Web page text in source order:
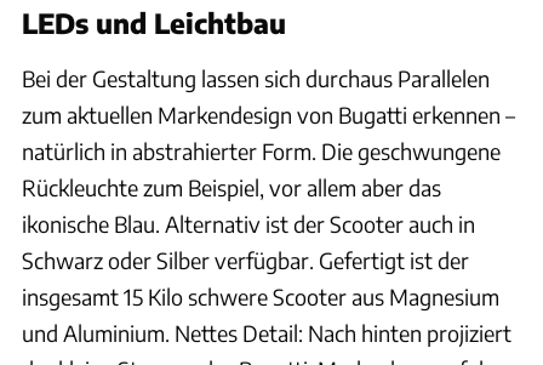
LEDs und Leichtbau
Bei der Gestaltung lassen sich durchaus Parallelen
zum aktuellen Markendesign von Bugatti erkennen –
natürlich in abstrahierter Form. Die geschwungene
Rückleuchte zum Beispiel, vor allem aber das
ikonische Blau. Alternativ ist der Scooter auch in
Schwarz oder Silber verfügbar. Gefertigt ist der
insgesamt 15 Kilo schwere Scooter aus Magnesium
und Aluminium. Nettes Detail: Nach hinten projiziert